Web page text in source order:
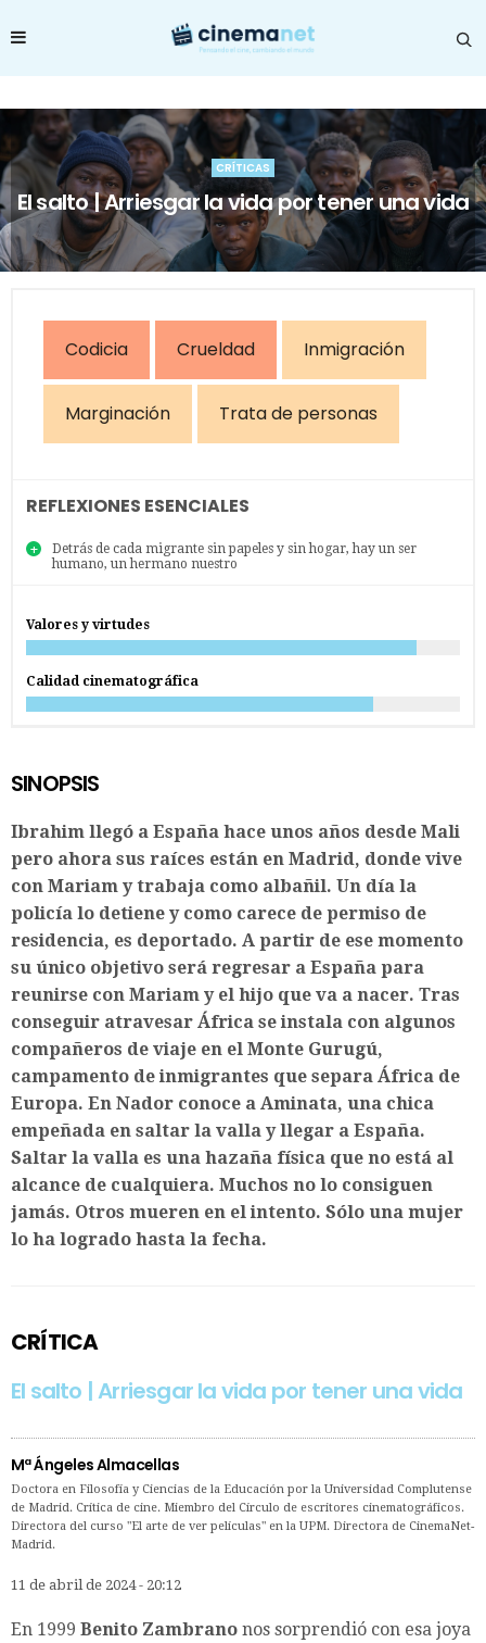
CRÍTICAS
El salto | Arriesgar la vida por tener una vida
Codicia Crueldad Inmigración
Marginación Trata de personas
REFLEXIONES ESENCIALES
Detrás de cada migrante sin papeles y sin hogar, hay un ser
humano, un hermano nuestro
Valores y virtudes
Calidad cinematográfica
SINOPSIS
Ibrahim llegó a España hace unos años desde Mali
pero ahora sus raíces están en Madrid, donde vive
con Mariam y trabaja como albañil. Un día la
policía lo detiene y como carece de permiso de
residencia, es deportado. A partir de ese momento
su único objetivo será regresar a España para
reunirse con Mariam y el hijo que va a nacer. Tras
conseguir atravesar África se instala con algunos
compañeros de viaje en el Monte Gurugú,
campamento de inmigrantes que separa África de
Europa. En Nador conoce a Aminata, una chica
empeñada en saltar la valla y llegar a España.
Saltar la valla es una hazaña física que no está al
alcance de cualquiera. Muchos no lo consiguen
jamás. Otros mueren en el intento. Sólo una mujer
lo ha logrado hasta la fecha.
CRÍTICA
El salto | Arriesgar la vida por tener una vida
Mª Ángeles Almacellas
Doctora en Filosofía y Ciencias de la Educación por la Universidad Complutense
de Madrid. Crítica de cine. Miembro del Círculo de escritores cinematográficos.
Directora del curso "El arte de ver películas" en la UPM. Directora de CinemaNet-
Madrid.
11 de abril de 2024 - 20:12
En 1999 Benito Zambrano nos sorprendió con esa joya